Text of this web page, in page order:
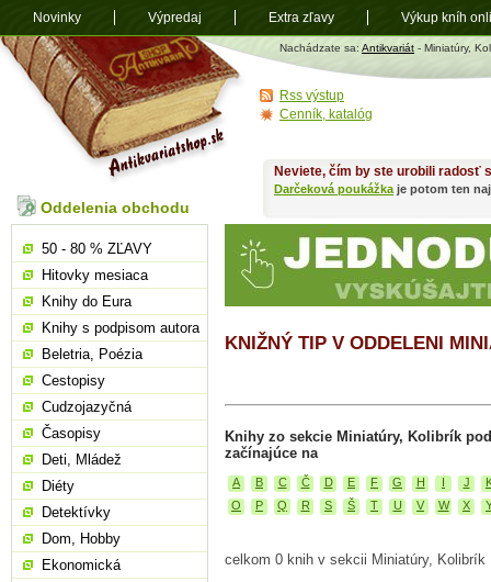
Antikvariát
shop.sk
Nachádzate sa: Antikvariát - Miniatúry,
KNIŽNÝ TIP V ODDELENI
Knihy zo sekcie Miniatúry, Kolibrík
začínajúce na
A B C Č D E F G H I J
O
P Q R S Š T U V W X
celkom 0 knih v sekcii Miniatúry, Kolibrík
Neviete, čím by ste urobili radosť
Darčeková poukážka je potom ten
Oddelenia obchodu
50 - 80 % ZĽAVY
Hitovky mesiaca
Knihy do Eura
Knihy s podpisom autora
Beletria, Poézia
Cestopisy
Cudzojazyčná
Časopisy
Deti, Mládež
Diéty
Detektívky
Dom, Hobby
Ekonomická
Rss výstup
Cenník, katalóg
Novinky Výpredaj Extra zľavy Výkup kníh